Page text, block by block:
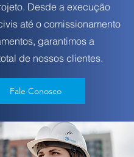
Desde a execução
até o comissionamento
garantimos a
de nossos clientes.
Fale Conosco